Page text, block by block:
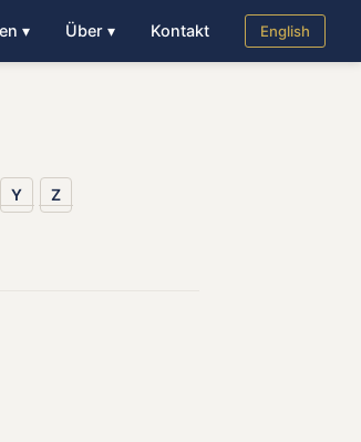
▾ Über ▾ Kontakt English
Y Z